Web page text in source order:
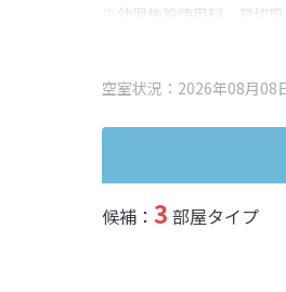
※幼児施設使用料、貸切
空室状況：2026年08月08
候補： 3 部屋タイプ